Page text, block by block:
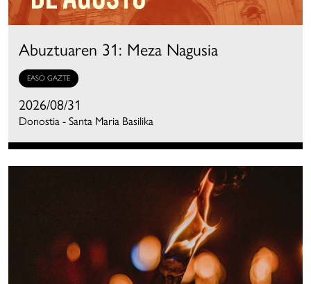
Abuztuaren 31: Meza Nagusia
EASO GAZTE
2026/08/31
Donostia - Santa Maria Basilika